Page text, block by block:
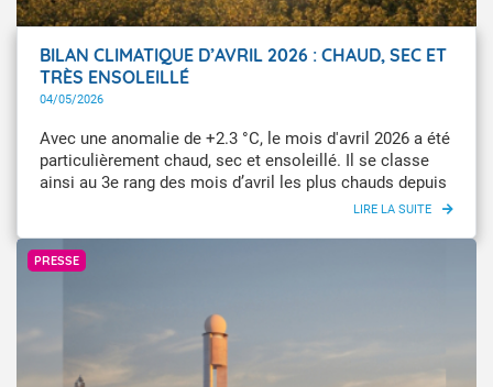
BILAN CLIMATIQUE D’AVRIL 2026 : CHAUD, SEC ET
TRÈS ENSOLEILLÉ
04/05/2026
Avec une anomalie de +2.3 °C, le mois d'avril 2026 a été
particulièrement chaud, sec et ensoleillé. Il se classe
ainsi au 3e rang des mois d’avril les plus chauds depuis
PRESSE
Météo-France